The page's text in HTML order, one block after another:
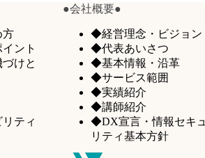
方
ント
けと
ティ
●会社概要●
◆経営理念・ビジョン
◆代表あいさつ
◆基本情報・沿革
◆サービス範囲
◆実績紹介
◆講師紹介
◆DX宣言・情報セキュ
リティ基本方針